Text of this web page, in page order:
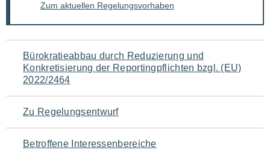
Zum aktuellen Regelungsvorhaben
Navigation
für
den
Seiteninhalt
Bürokratieabbau durch Reduzierung und
Konkretisierung der Reportingpflichten bzgl. (EU)
2022/2464
Zu Regelungsentwurf
Betroffene Interessenbereiche